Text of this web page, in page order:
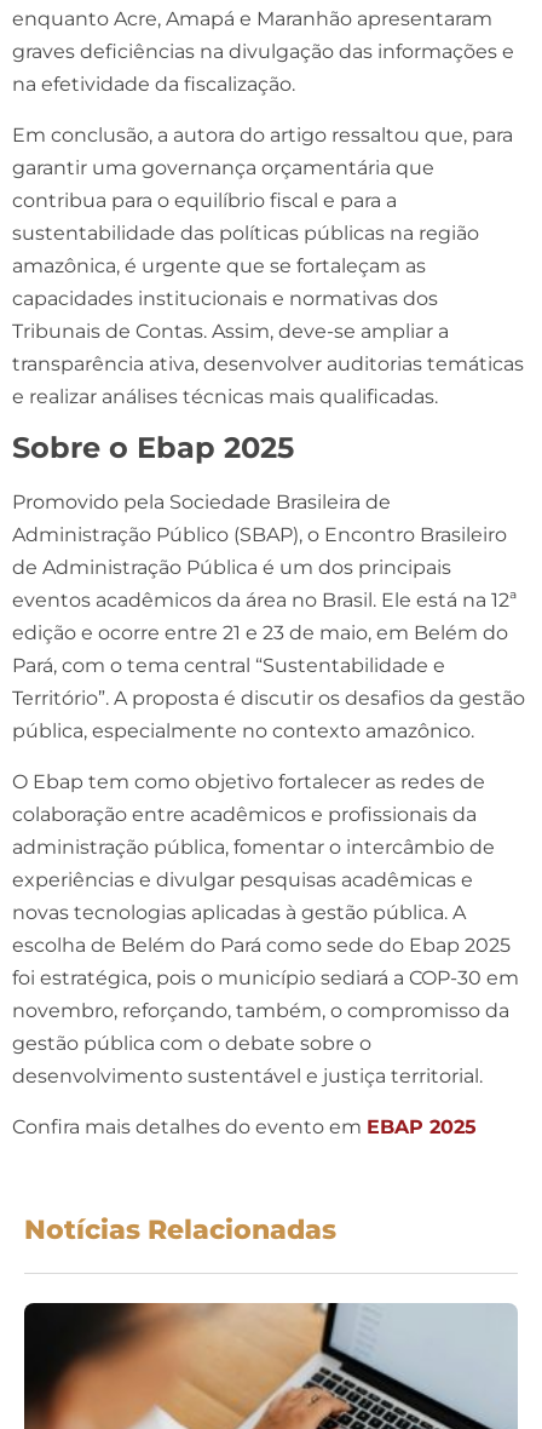
enquanto Acre, Amapá e Maranhão apresentaram
graves deficiências na divulgação das informações e
na efetividade da fiscalização.
Em conclusão, a autora do artigo ressaltou que, para
garantir uma governança orçamentária que
contribua para o equilíbrio fiscal e para a
sustentabilidade das políticas públicas na região
amazônica, é urgente que se fortaleçam as
capacidades institucionais e normativas dos
Tribunais de Contas. Assim, deve-se ampliar a
transparência ativa, desenvolver auditorias temáticas
e realizar análises técnicas mais qualificadas.
Sobre o Ebap 2025
Promovido pela Sociedade Brasileira de
Administração Público (SBAP), o Encontro Brasileiro
de Administração Pública é um dos principais
eventos acadêmicos da área no Brasil. Ele está na 12ª
edição e ocorre entre 21 e 23 de maio, em Belém do
Pará, com o tema central “Sustentabilidade e
Território”. A proposta é discutir os desafios da gestão
pública, especialmente no contexto amazônico.
O Ebap tem como objetivo fortalecer as redes de
colaboração entre acadêmicos e profissionais da
administração pública, fomentar o intercâmbio de
experiências e divulgar pesquisas acadêmicas e
novas tecnologias aplicadas à gestão pública. A
escolha de Belém do Pará como sede do Ebap 2025
foi estratégica, pois o município sediará a COP-30 em
novembro, reforçando, também, o compromisso da
gestão pública com o debate sobre o
desenvolvimento sustentável e justiça territorial.
Confira mais detalhes do evento em EBAP 2025
Notícias Relacionadas